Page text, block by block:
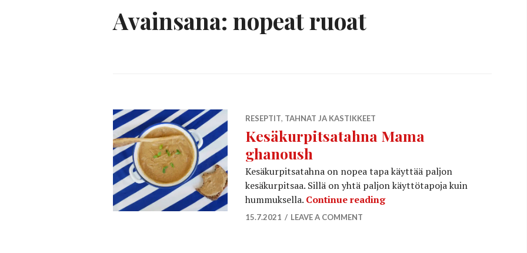
Avainsana: nopeat ruoat
RESEPTIT, TAHNAT JA KASTIKKEET
Kesäkurpitsatahna Mama
ghanoush
Kesäkurpitsatahna on nopea tapa käyttää paljon
kesäkurpitsaa. Sillä on yhtä paljon käyttötapoja kuin
hummuksella. Continue readingKesäkurpitsatahna Mama
15.7.2021 LEAVE A COMMENT